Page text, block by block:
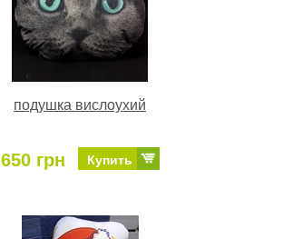
подушка вислоухий
650 грн Купить